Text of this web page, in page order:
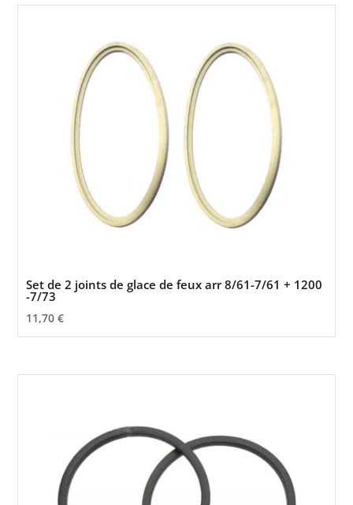
Set de 2 joints de glace de feux arr 8/61-7/61 + 1200
-7/73
11,70€